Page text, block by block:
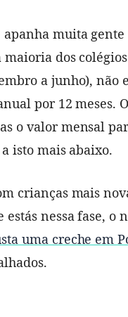
muita gente
maioria dos
a junho), não
por 12 meses.
o valor mensal
isto mais abaixo.
crianças mais
nessa fase, o
uma creche em